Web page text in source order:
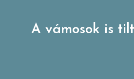
A vámosok is